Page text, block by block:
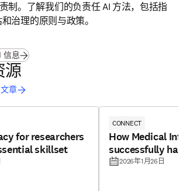
制。了解我们的负责任 AI 方法，包括指
治理的原则与政策。
信息
源
章
for researchers
skillset
CONNECT
How Medical
successfully
2026年1月26日